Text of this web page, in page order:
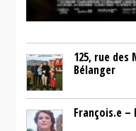
125, rue des
Bélanger
François.e –